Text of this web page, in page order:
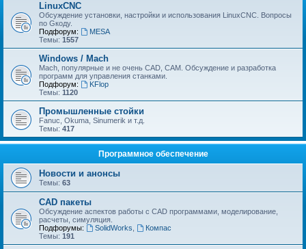
LinuxCNC
Обсуждение установки, настройки и использования LinuxCNC. Вопросы
по Gкоду.
Подфорум:
MESA
Темы: 1557
Windows / Mach
Mach, популярные и не очень CAD, CAM. Обсуждение и разработка
программ для управления станками.
Подфорум:
KFlop
Темы: 1120
Промышленные стойки
Fanuc, Okuma, Sinumerik и т.д.
Темы: 417
Программное обеспечение
Новости и анонсы
Темы: 63
CAD пакеты
Обсуждение аспектов работы с CAD программами, моделирование,
расчеты, симуляция.
Подфорумы:
SolidWorks
Компас
Темы: 191